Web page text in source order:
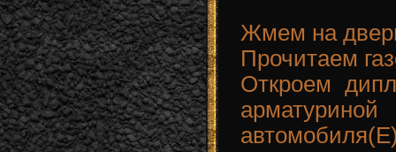
Жмем на
Прочитаем
Откроем